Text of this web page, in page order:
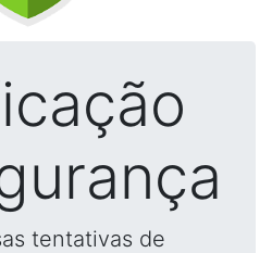
tentativas de